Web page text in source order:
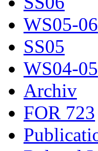
WS05-06
SS05
WS04-05
Archiv
FOR 723